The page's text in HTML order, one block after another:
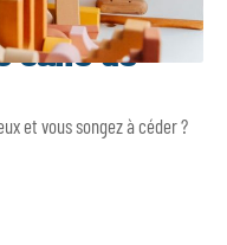
salle de
et vous songez à céder ?